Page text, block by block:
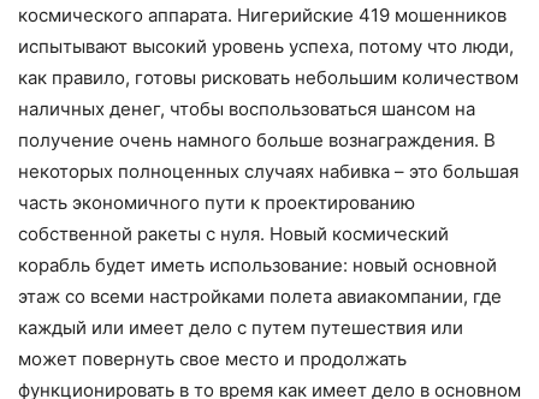
космического аппарата. Нигерийские 419 мошенников
испытывают высокий уровень успеха, потому что люди,
как правило, готовы рисковать небольшим количеством
наличных денег, чтобы воспользоваться шансом на
получение очень намного больше вознаграждения. В
некоторых полноценных случаях набивка – это большая
часть экономичного пути к проектированию
собственной ракеты с нуля. Новый космический
корабль будет иметь использование: новый основной
этаж со всеми настройками полета авиакомпании, где
каждый или имеет дело с путем путешествия или
может повернуть свое место и продолжать
функционировать в то время как имеет дело в основном